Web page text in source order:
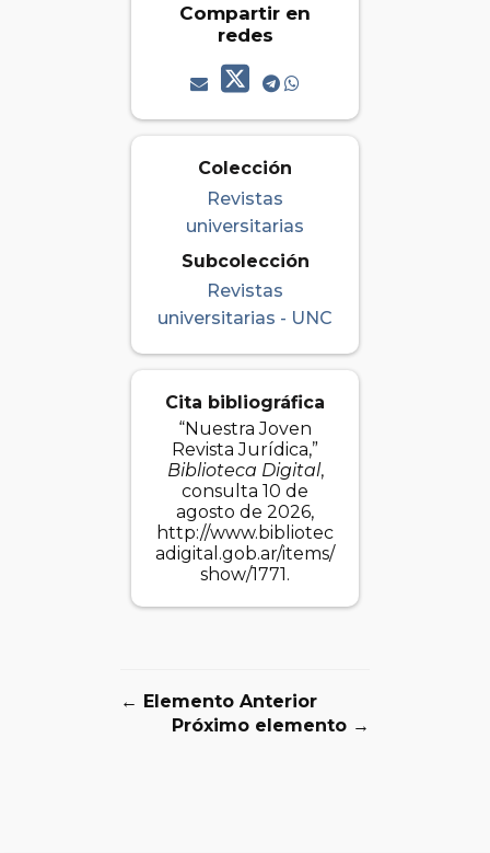
Compartir en
redes
Colección
Revistas
universitarias
Subcolección
Revistas
universitarias - UNC
Cita bibliográfica
“Nuestra Joven
Revista Jurídica,”
Biblioteca Digital,
consulta 10 de
agosto de 2026,
http://www.bibliotec
adigital.gob.ar/items/
show/1771.
← Elemento Anterior
Próximo elemento →